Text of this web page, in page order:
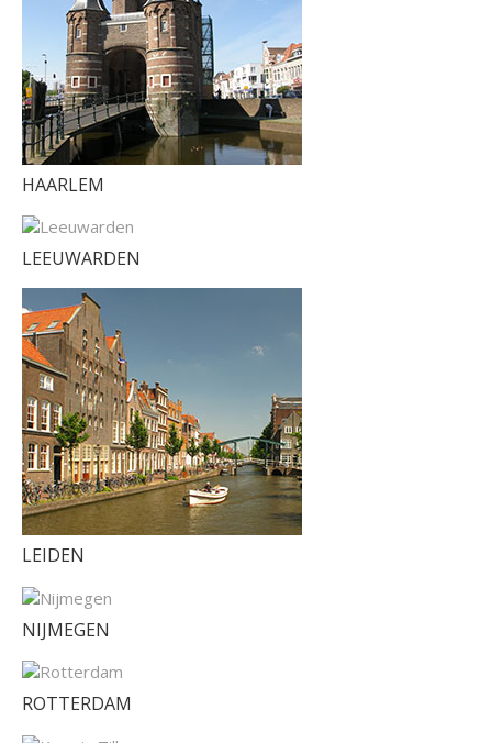
HAARLEM
LEEUWARDEN
LEIDEN
NIJMEGEN
ROTTERDAM